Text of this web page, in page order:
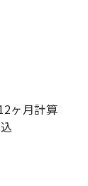
ヶ月計算